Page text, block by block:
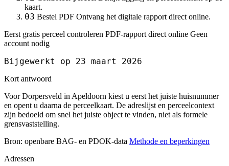
kaart.
03 Bestel PDF Ontvang het digitale rapport direct online.
Eerst gratis perceel controleren PDF-rapport direct online Geen
account nodig
Bijgewerkt op 23 maart 2026
Kort antwoord
Voor Dorpersveld in Apeldoorn kiest u eerst het juiste huisnummer
en opent u daarna de perceelkaart. De adreslijst en perceelcontext
zijn bedoeld om snel het juiste object te vinden, niet als formele
grensvaststelling.
Bron: openbare BAG- en PDOK-data Methode en beperkingen
Adressen